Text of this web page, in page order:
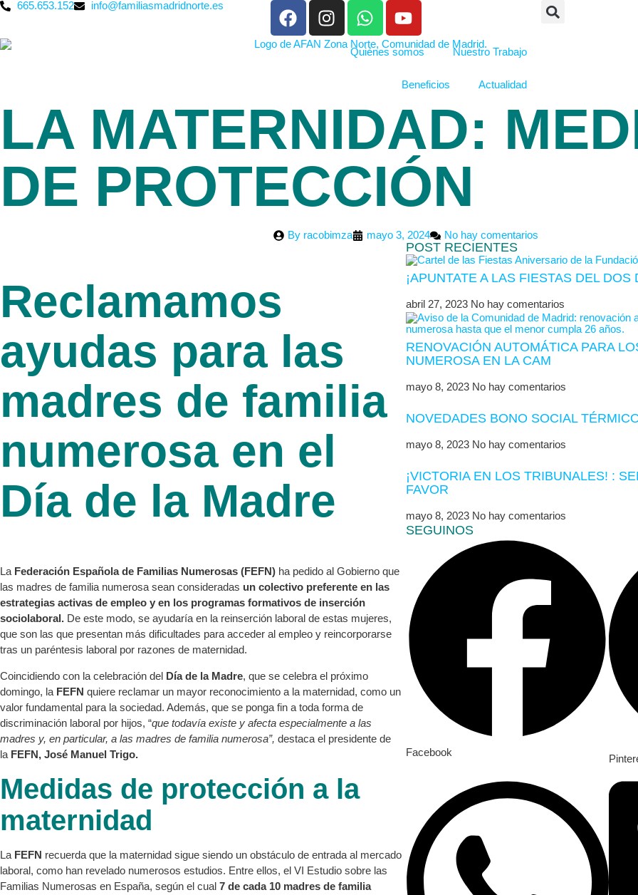
665.653.152 info@familiasmadridnorte.es
Quiénes somos Nuestro Trabajo
Beneficios Actualidad
LA MATERNIDAD:
DE PROTECCIÓN
By racobimza mayo 3, 2024 No hay comentarios
Reclamamos
ayudas para las
madres de familia
numerosa en el
Día de la Madre
La Federación Española de Familias Numerosas (FEFN) ha pedido al Gobierno que
las madres de familia numerosa sean consideradas un colectivo preferente en las
estrategias activas de empleo y en los programas formativos de inserción
sociolaboral. De este modo, se ayudaría en la reinserción laboral de estas mujeres,
que son las que presentan más dificultades para acceder al empleo y reincorporarse
tras un paréntesis laboral por razones de maternidad.
Coincidiendo con la celebración del Día de la Madre, que se celebra el próximo
domingo, la FEFN quiere reclamar un mayor reconocimiento a la maternidad, como un
valor fundamental para la sociedad. Además, que se ponga fin a toda forma de
discriminación laboral por hijos, “que todavía existe y afecta especialmente a las
madres y, en particular, a las madres de familia numerosa”, destaca el presidente de
la FEFN, José Manuel Trigo.
Medidas de protección a la
maternidad
La FEFN recuerda que la maternidad sigue siendo un obstáculo de entrada al mercado
laboral, como han revelado numerosos estudios. Entre ellos, el VI Estudio sobre las
Familias Numerosas en España, según el cual 7 de cada 10 madres de familia
POST RECIENTES
¡APUNTATE A LAS FIESTAS DEL
abril 27, 2023 No hay comentarios
RENOVACIÓN AUTOMÁTICA PARA
NUMEROSA EN LA CAM
mayo 8, 2023 No hay comentarios
NOVEDADES BONO SOCIAL
mayo 8, 2023 No hay comentarios
¡VICTORIA EN LOS TRIBUNALES! :
FAVOR
mayo 8, 2023 No hay comentarios
SEGUINOS
Facebook